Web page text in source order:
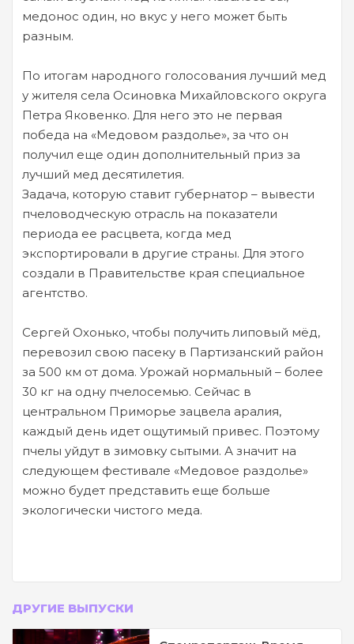
медонос один, но вкус у него может быть
разным.
По итогам народного голосования лучший мед
у жителя села Осиновка Михайловского округа
Петра Яковенко. Для него это не первая
победа на «Медовом раздолье», за что он
получил еще один дополнительный приз за
лучший мед десятилетия.
Задача, которую ставит губернатор – вывести
пчеловодческую отрасль на показатели
периода ее расцвета, когда мед
экспортировали в другие страны. Для этого
создали в Правительстве края специальное
агентство.
Сергей Охонько, чтобы получить липовый мёд,
перевозил свою пасеку в Партизанский район
за 500 км от дома. Урожай нормальный – более
30 кг на одну пчелосемью. Сейчас в
центральном Приморье зацвела аралия,
каждый день идет ощутимый привес. Поэтому
пчелы уйдут в зимовку сытыми. А значит на
следующем фестивале «Медовое раздолье»
можно будет представить еще больше
экологически чистого меда.
ДРУГИЕ ВЫПУСКИ